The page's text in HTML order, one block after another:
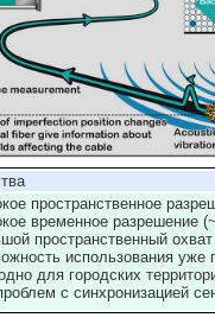
пространственное
временное разрешение
пространственный
использования уже
для городских
с синхронизацией